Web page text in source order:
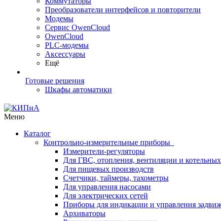
Преобразователи интерфейсов и повторители
Модемы
Сервис OwenCloud
OwenCloud
PLC-модемы
Аксессуары
Ещё
Готовые решения
Шкафы автоматики
Меню
Каталог
Контрольно-измерительные приборы
Измерители-регуляторы
Для ГВС, отопления, вентиляции и котельных
Для пищевых производств
Счетчики, таймеры, тахометры
Для управления насосами
Для электрических сетей
Приборы для индикации и управления
Архиваторы